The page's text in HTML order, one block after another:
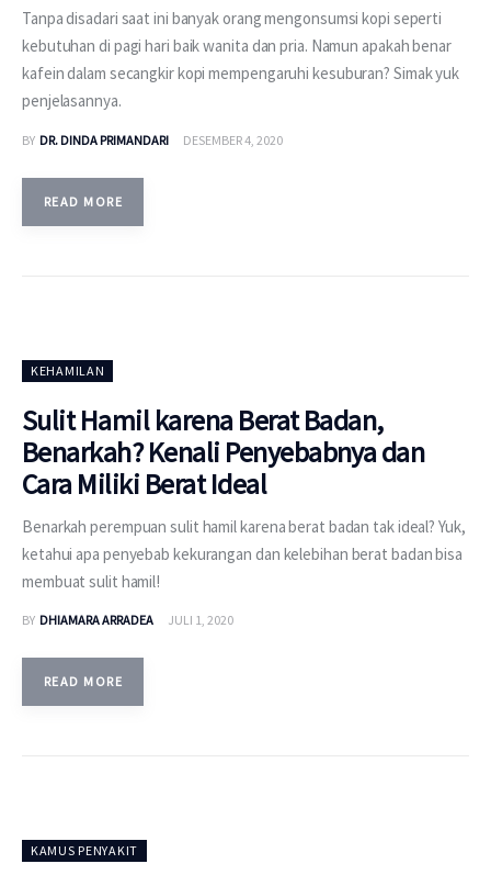
Tanpa disadari saat ini banyak orang mengonsumsi kopi seperti
kebutuhan di pagi hari baik wanita dan pria. Namun apakah benar
kafein dalam secangkir kopi mempengaruhi kesuburan? Simak yuk
penjelasannya.
BY DR. DINDA PRIMANDARI DESEMBER 4, 2020
READ MORE
KEHAMILAN
Sulit Hamil karena Berat Badan,
Benarkah? Kenali Penyebabnya dan
Cara Miliki Berat Ideal
Benarkah perempuan sulit hamil karena berat badan tak ideal? Yuk,
ketahui apa penyebab kekurangan dan kelebihan berat badan bisa
membuat sulit hamil!
BY DHIAMARA ARRADEA JULI 1, 2020
READ MORE
KAMUS PENYAKIT